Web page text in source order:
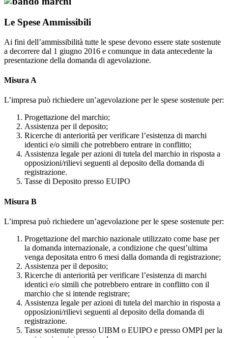
Le Spese Ammissibili
Ai fini dell’ammissibilità tutte le spese devono essere state sostenute
a decorrere dal 1 giugno 2016 e comunque in data antecedente la
presentazione della domanda di agevolazione.
Misura A
L’impresa può richiedere un’agevolazione per le spese sostenute per:
Progettazione del marchio;
Assistenza per il deposito;
Ricerche di anteriorità per verificare l’esistenza di marchi
identici e/o simili che potrebbero entrare in conflitto;
Assistenza legale per azioni di tutela del marchio in risposta a
opposizioni/rilievi seguenti al deposito della domanda di
registrazione.
Tasse di Deposito presso EUIPO
Misura B
L’impresa può richiedere un’agevolazione per le spese sostenute per:
Progettazione del marchio nazionale utilizzato come base per
la domanda internazionale, a condizione che quest’ultima
venga depositata entro 6 mesi dalla domanda di registrazione;
Assistenza per il deposito;
Ricerche di anteriorità per verificare l’esistenza di marchi
identici e/o simili che potrebbero entrare in conflitto con il
marchio che si intende registrare;
Assistenza legale per azioni di tutela del marchio in risposta a
opposizioni/rilievi seguenti al deposito della domanda di
registrazione.
Tasse sostenute presso UIBM o EUIPO e presso OMPI per la